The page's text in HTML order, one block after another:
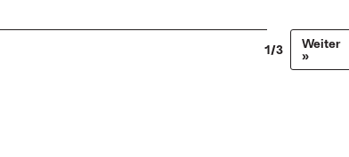
1/3
Weiter
»